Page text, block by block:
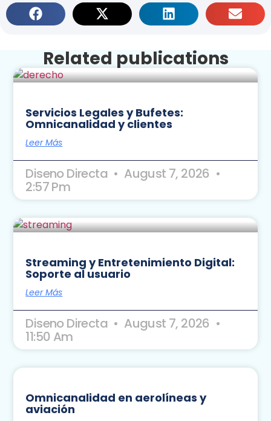
Related publications
Servicios Legales y Bufetes:
Omnicanalidad y clientes
Leer Más
Diseno Directa August 7, 2026
2:57 Pm
Streaming y Entretenimiento Digital:
Soporte al usuario
Leer Más
Diseno Directa August 7, 2026
11:50 Am
Omnicanalidad en aerolíneas y
aviación